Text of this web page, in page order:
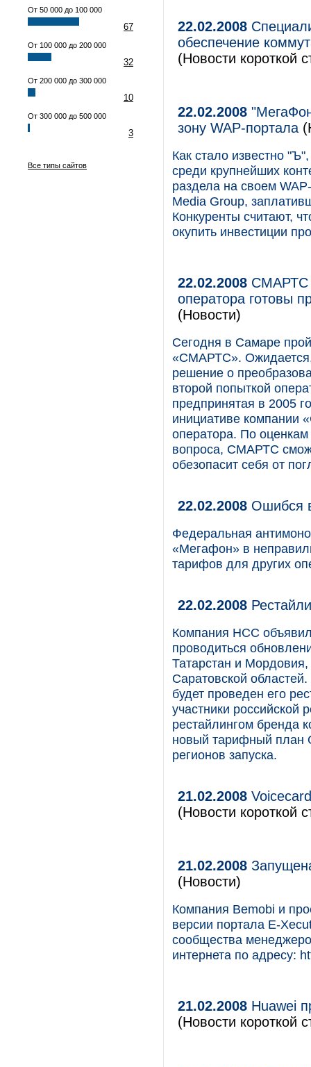
От 50 000 до 100 000
67
От 100 000 до 200 000
32
От 200 000 до 300 000
10
От 300 000 до 500 000
3
Все типы сайтов
22.02.2008
обеспечение
(Новости короткой
22.02.2008
зону WAP-портала
Как стало известно
среди крупнейших
раздела на своем
Media Group,
Конкуренты считают,
окупить инвестиции
22.02.2008 СМАРТС
оператора готовы
(Новости)
Cегодня в Cамаре
«СМАРТС». Ожидается,
решение о
второй попыткой
предпринятая в 2005
инициативе компании
оператора. По
вопроса, СМАРТС
обезопасит себя от
22.02.2008 Ошибся
Федеральная
«Мегафон» в
тарифов для других
22.02.2008
Компания НСС
проводиться
Татарстан и
Саратовской
будет проведен его
участники российской
рестайлингом бренда
новый тарифный план
регионов запуска.
21.02.2008
(Новости короткой
21.02.2008
(Новости)
Компания Bemobi и
версии портала E-
сообщества
интернета по адресу:
21.02.2008 Huawei
(Новости короткой